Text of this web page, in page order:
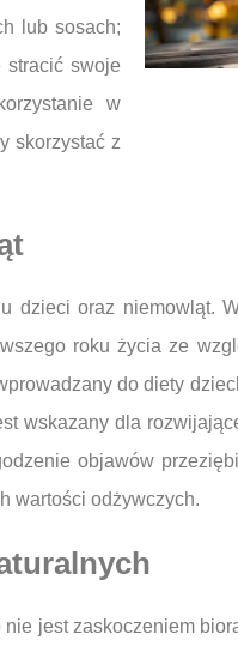
lub sosach;
stracić swoje
w
skorzystać z
oraz niemowląt.
roku życia ze
do diety
wskazany dla
objawów
wartości odżywczych.
jest zaskoczeniem